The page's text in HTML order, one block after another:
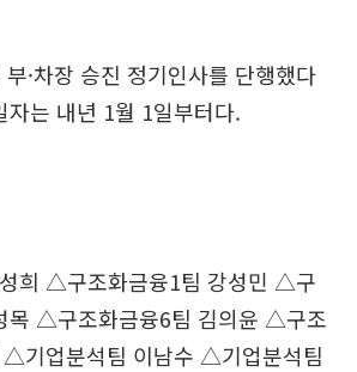
·차장 승진 정기인사를 단행했다
자는 내년 1월 1일부터다.
희 △구조화금융1팀 강성민 △구
목 △구조화금융6팀 김의윤 △구조
△기업분석팀 이남수 △기업분석팀